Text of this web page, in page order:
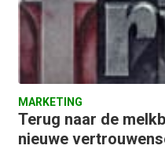
MARKETING
Terug naar de
nieuwe